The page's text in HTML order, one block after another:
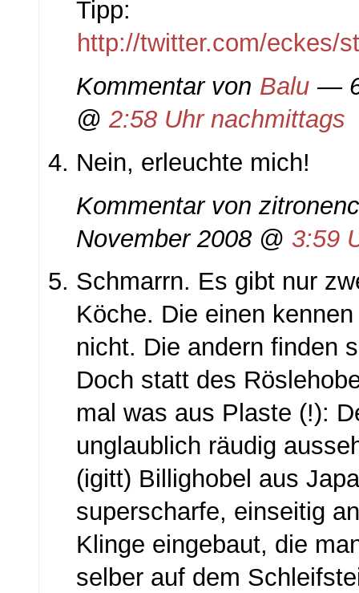
Tipp:
http://twitter.com/eckes/
Kommentar von Balu —
@ 2:58 Uhr nachmittags
Nein, erleuchte mich!
Kommentar von
November 2008 @ 3:59
Schmarrn. Es gibt nur
Köche. Die einen
nicht. Die andern finden
Doch statt des
mal was aus Plaste (!):
unglaublich räudig
(igitt) Billighobel aus
superscharfe, einseitig
Klinge eingebaut, die
selber auf dem